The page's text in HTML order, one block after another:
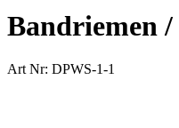
Bandriemen
Art Nr: DPWS-1-1